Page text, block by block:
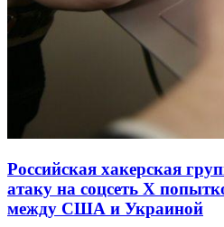
Российская хакерская
атаку на соцсеть Х
между США и Украиной